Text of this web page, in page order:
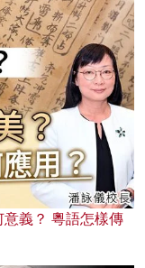
義？ 粵語怎樣傳